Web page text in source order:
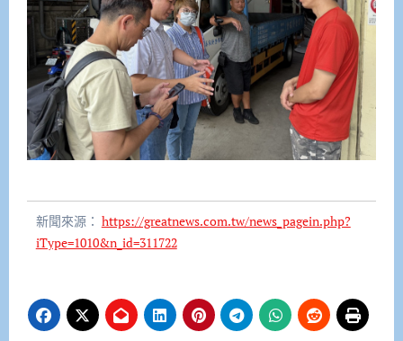
新聞來源： https://greatnews.com.tw/news_pagein.php?
iType=1010&n_id=311722